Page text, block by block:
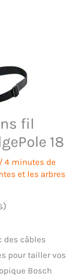
fil
18
/ 4 minutes de
et les arbres
des câbles
pour tailler vos
Bosch